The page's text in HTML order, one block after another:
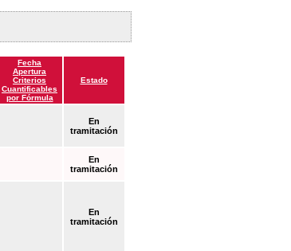
Fecha
Apertura
Criterios
Cuantificables
por Fórmula
Estado
En
tramitación
En
tramitación
En
tramitación